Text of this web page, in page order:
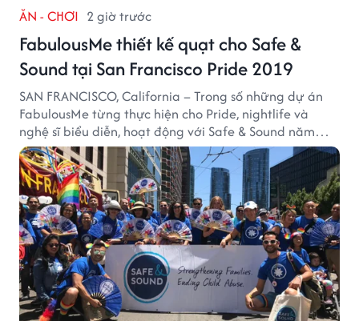
ĂN - CHƠI 2 giờ trước
FabulousMe thiết kế quạt cho Safe &
Sound tại San Francisco Pride 2019
SAN FRANCISCO, California – Trong số những dự án
FabulousMe từng thực hiện cho Pride, nightlife và
nghệ sĩ biểu diễn, hoạt động với Safe & Sound năm
2019 mang một bối cảnh khác biệt. Safe & Sound là tổ
chức phi lợi nhuận tại San Francisco hoạt động trong
lĩnh vực phòng ngừa bạo hành trẻ em, hỗ trợ gia đình
và xây dựng môi trường an toàn cho trẻ em.